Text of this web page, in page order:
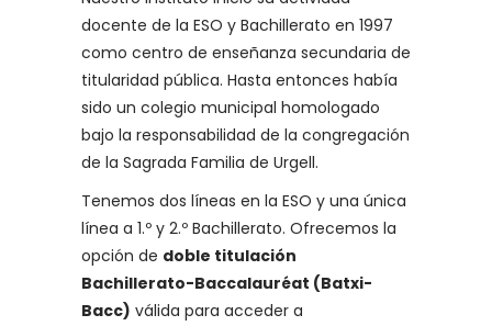
docente de la ESO y Bachillerato en 1997
como centro de enseñanza secundaria de
titularidad pública. Hasta entonces había
sido un colegio municipal homologado
bajo la responsabilidad de la congregación
de la Sagrada Familia de Urgell.
Tenemos dos líneas en la ESO y una única
línea a 1.º y 2.º Bachillerato. Ofrecemos la
opción de doble titulación
Bachillerato-Baccalauréat (Batxi-
Bacc) válida para acceder a